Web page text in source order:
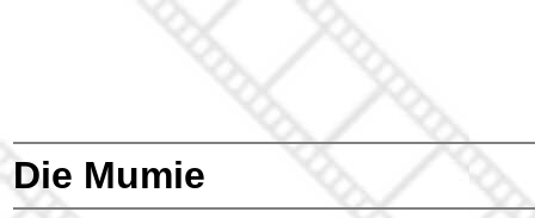
Die Mumie